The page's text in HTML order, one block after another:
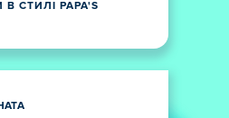
В СТИЛІ PAPA'S